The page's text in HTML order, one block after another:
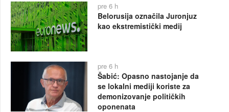
pre 6 h
Belorusija označila Juronjuz
kao ekstremistički medij
pre 6 h
Šabić: Opasno nastojanje da
se lokalni mediji koriste za
demonizovanje političkih
oponenata